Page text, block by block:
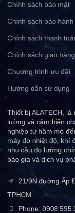
Chính sách bảo mật
Chính sách bảo hành
Chính sách thanh
Chính sách giao hàng
Chương trình ưu đãi
Hướng dẫn sử dụng
Thiết bị ALATECH,
lường và cảm biến
nghiệp từ hầm mỏ
máy đo nhiệt độ, khí
nhu cầu đo lường
báo giá và dịch vụ
21/9N đường Ấp
TPHCM
Phone: 0908 595